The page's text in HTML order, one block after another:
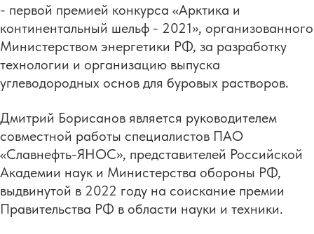
- первой премией конкурса «Арктика и
континентальный шельф - 2021», организованного
Министерством энергетики РФ, за разработку
технологии и организацию выпуска
углеводородных основ для буровых растворов.
Дмитрий Борисанов является руководителем
совместной работы специалистов ПАО
«Славнефть-ЯНОС», представителей Российской
Академии наук и Министерства обороны РФ,
выдвинутой в 2022 году на соискание премии
Правительства РФ в области науки и техники.